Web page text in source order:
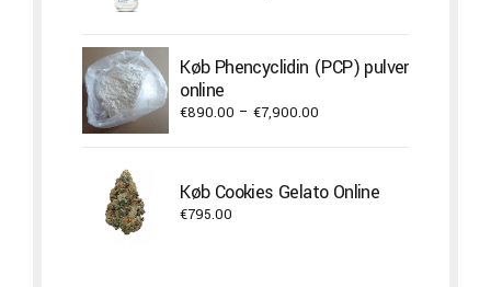
through
€1,900.00
Køb Phencyclidin (PCP) pulver
online
€890.00 – €7,900.00
through
€7,900.00
Køb Cookies Gelato Online
€795.00